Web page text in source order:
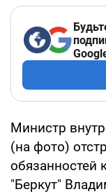
Министр
(на фото)
обязанностей
"Беркут"